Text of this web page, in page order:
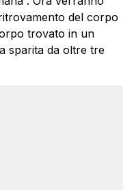
del corpo
trovato in un
sparita da oltre tre